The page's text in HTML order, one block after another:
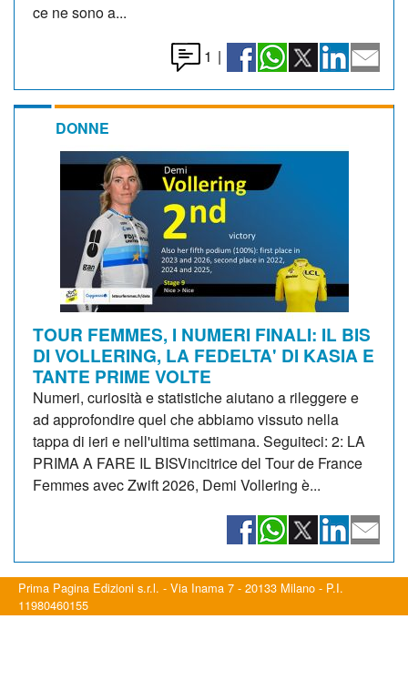
ce ne sono a...
1 |
DONNE
TOUR FEMMES, I NUMERI FINALI: IL BIS
DI VOLLERING, LA FEDELTA' DI KASIA E
TANTE PRIME VOLTE
Numeri, curiosità e statistiche aiutano a rileggere e
ad approfondire quel che abbiamo vissuto nella
tappa di ieri e nell'ultima settimana. Seguiteci: 2: LA
PRIMA A FARE IL BISVincitrice del Tour de France
Femmes avec Zwift 2026, Demi Vollering è...
Prima Pagina Edizioni s.r.l. - Via Inama 7 - 20133 Milano - P.I.
11980460155